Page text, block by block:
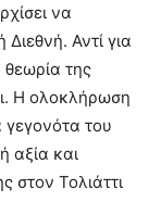
να
Αντί για
θεωρία της
Η ολοκλήρωση
γεγονότα του
αξία και
στον Τολιάττι